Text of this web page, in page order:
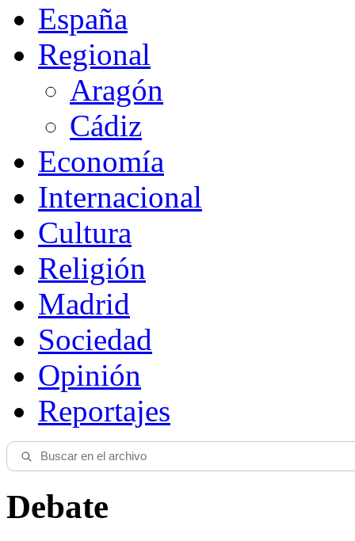
España
Regional
Aragón
Cádiz
Economía
Internacional
Cultura
Religión
Madrid
Sociedad
Opinión
Reportajes
Debate